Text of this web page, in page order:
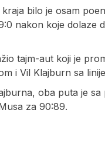
bilo je osam
nakon koje
tajm-aut koji je
i Vil Klajburn sa
oba puta je
za 90:89.